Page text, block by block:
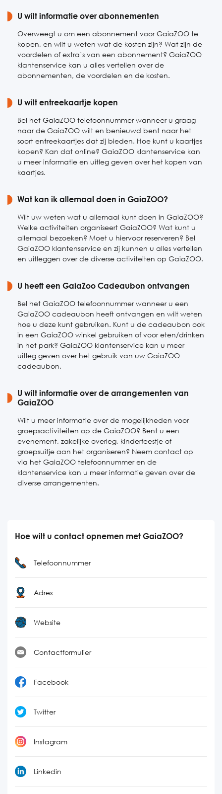
U wilt informatie over abonnementen
Overweegt u om een abonnement voor GaiaZOO te
kopen, en wilt u weten wat de kosten zijn? Wat zijn de
voordelen of extra’s van een abonnement? GaiaZOO
klantenservice kan u alles vertellen over de
abonnementen, de voordelen en de kosten.
U wilt entreekaartje kopen
Bel het GaiaZOO telefoonnummer wanneer u graag
naar de GaiaZOO wilt en benieuwd bent naar het
soort entreekaartjes dat zij bieden. Hoe kunt u kaartjes
kopen? Kan dat online? GaiaZOO klantenservice kan
u meer informatie en uitleg geven over het kopen van
kaartjes.
Wat kan ik allemaal doen in GaiaZOO?
Wilt uw weten wat u allemaal kunt doen in GaiaZOO?
Welke activiteiten organiseert GaiaZOO? Wat kunt u
allemaal bezoeken? Moet u hiervoor reserveren? Bel
GaiaZOO klantenservice en zij kunnen u alles vertellen
en uitleggen over de diverse activiteiten op GaiaZOO.
U heeft een GaiaZoo Cadeaubon ontvangen
Bel het GaiaZOO telefoonnummer wanneer u een
GaiaZOO cadeaubon heeft ontvangen en wilt weten
hoe u deze kunt gebruiken. Kunt u de cadeaubon ook
in een GaiaZOO winkel gebruiken of voor eten/drinken
in het park? GaiaZOO klantenservice kan u meer
uitleg geven over het gebruik van uw GaiaZOO
cadeaubon.
U wilt informatie over de arrangementen van
GaiaZOO
Wilt u meer informatie over de mogelijkheden voor
groepsactiviteiten op de GaiaZOO? Bent u een
evenement, zakelijke overleg, kinderfeestje of
groepsuitje aan het organiseren? Neem contact op
via het GaiaZOO telefoonnummer en de
klantenservice kan u meer informatie geven over de
diverse arrangementen.
Hoe wilt u contact opnemen met GaiaZOO?
Telefoonnummer
Adres
Website
Contactformulier
Facebook
Twitter
Instagram
Linkedin